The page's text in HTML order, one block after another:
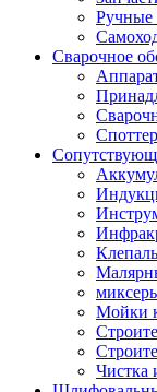
Ручные
Сварочное
Мойки
Чистка